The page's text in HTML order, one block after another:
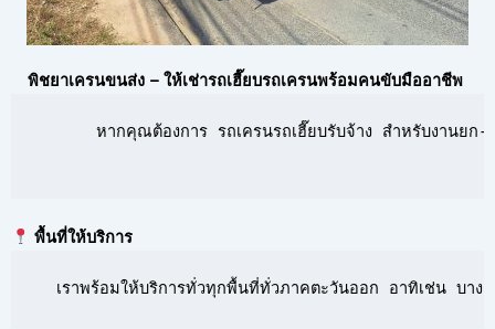
พิชยาเครนขนส่ง – ให้เช่ารถเฮี๊ยบรถเครนพร้อมคนขับมืออาชีพ
หากคุณต้องการ รถเครนรถเฮี๊ยบรับจ้าง สำหรับงานยก
พื้นที่ให้บริการ
เราพร้อมให้บริการทั่วทุกพื้นที่ทั่วภาคตะวันออก อาทิเช่น บาง